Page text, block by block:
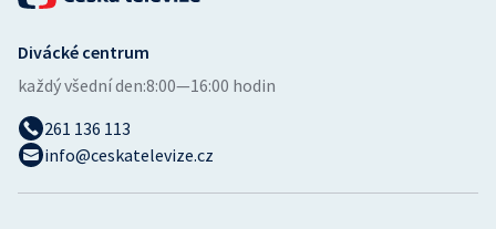
Divácké centrum
každý všední den:8:00—16:00 hodin
261 136 113
info@ceskatelevize.cz